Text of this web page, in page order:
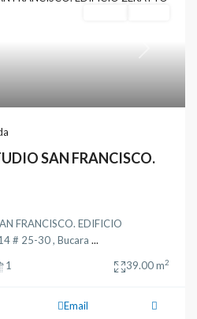
Next
SAN FRANCISCO.
FRANCISCO. EDIFICIO
# 25-30 , Bucara ...
1 39.00 m2
Email